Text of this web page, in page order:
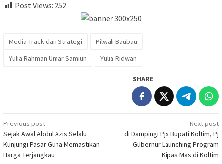
Post Views: 252
Media Track dan Strategi
Pilwali Baubau
Yulia Rahman Umar Samiun
Yulia-Ridwan
SHARE
Post
navigation
Previous post
Sejak Awal Abdul Azis Selalu
Kunjungi Pasar Guna Memastikan
Harga Terjangkau
Next post
di Dampingi Pjs Bupati Koltim, Pj
Gubernur Launching Program
Kipas Mas di Koltim